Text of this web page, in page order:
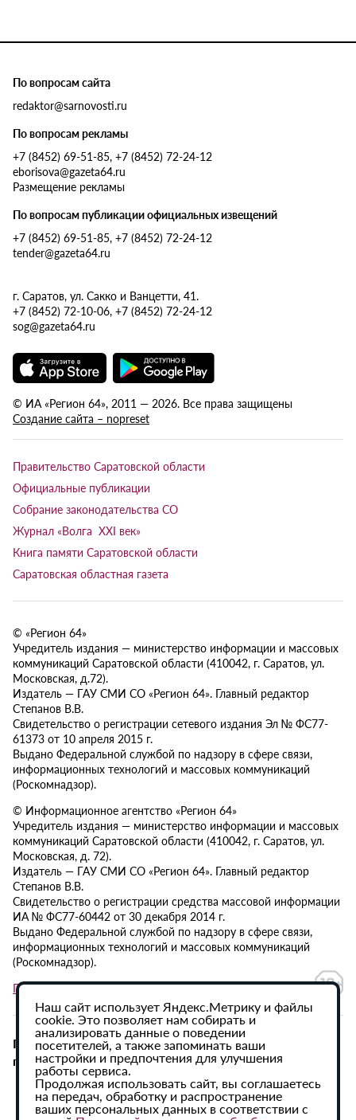
По вопросам сайта
redaktor@sarnovosti.ru
По вопросам рекламы
+7 (8452) 69-51-85, +7 (8452) 72-24-12
eborisova@gazeta64.ru
Размещение рекламы
По вопросам публикации официальных извещений
+7 (8452) 69-51-85, +7 (8452) 72-24-12
tender@gazeta64.ru
г. Саратов, ул. Сакко и Ванцетти, 41.
+7 (8452) 72-10-06, +7 (8452) 72-24-12
sog@gazeta64.ru
© ИА «Регион 64», 2011 — 2026. Все права защищены
Создание сайта – nopreset
Правительство Саратовской области
Официальные публикации
Собрание законодательства СО
Журнал «Волга XXI век»
Книга памяти Саратовской области
Саратовская областная газета
© «Регион 64»
Учредитель издания — министерство информации и массовых
коммуникаций Саратовской области (410042, г. Саратов, ул.
Московская, д.72).
Издатель — ГАУ СМИ СО «Регион 64». Главный редактор
Степанов В.В.
Свидетельство о регистрации сетевого издания Эл № ФС77-
61373 от 10 апреля 2015 г.
Выдано Федеральной службой по надзору в сфере связи,
информационных технологий и массовых коммуникаций
(Роскомнадзор).
© Информационное агентство «Регион 64»
Учредитель издания — министерство информации и массовых
коммуникаций Саратовской области (410042, г. Саратов, ул.
Московская, д. 72).
Издатель — ГАУ СМИ СО «Регион 64». Главный редактор
Степанов В.В.
Свидетельство о регистрации средства массовой информации
ИА № ФС77-60442 от 30 декабря 2014 г.
Выдано Федеральной службой по надзору в сфере связи,
информационных технологий и массовых коммуникаций
(Роскомнадзор).
Политика в отношении обработки персональных данных
При использовании материалов сайта активная
гиперссылка на ИА «Регион 64» обязательна.
Наш сайт использует Яндекс.Метрику и файлы
cookie. Это позволяет нам собирать и
анализировать данные о поведении
посетителей, а также запоминать ваши
настройки и предпочтения для улучшения
работы сервиса.
Продолжая использовать сайт, вы соглашаетесь
на передач, обработку и распространение
ваших персональных данных в соответствии с